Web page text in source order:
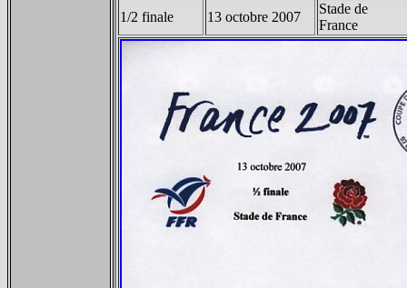
1/2 finale 13 octobre 2007
Stade de
France